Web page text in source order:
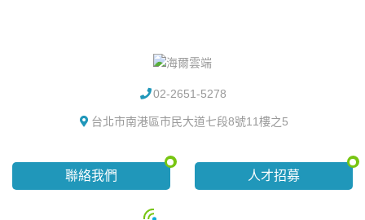
02-2651-5278
台北市南港區市民大道七段8號11樓之5
聯絡我們 人才招募